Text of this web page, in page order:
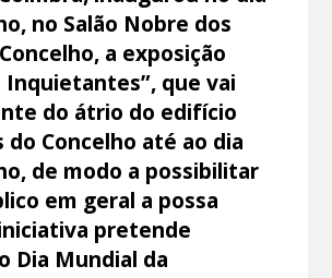
no Salão Nobre dos
a exposição
Inquietantes”, que vai
do átrio do edifício
do Concelho até ao dia
de modo a possibilitar
em geral a possa
pretende
Dia Mundial da